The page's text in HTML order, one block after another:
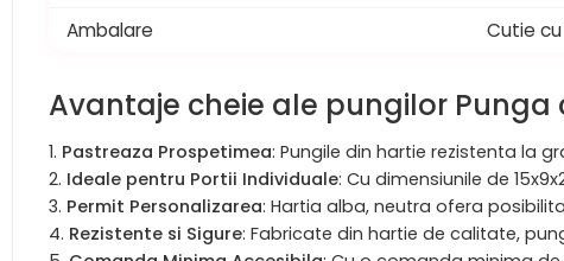
Ambalare
Cutie
Avantaje cheie ale pungilor Punga
Pastreaza Prospetimea: Pungile din hartie rezistenta la
Ideale pentru Portii Individuale: Cu dimensiunile de
Permit Personalizarea: Hartia alba, neutra ofera
Rezistente si Sigure: Fabricate din hartie de calitate,